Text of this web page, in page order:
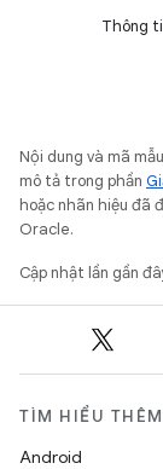
Thông
Nội dung và mã
mô tả trong phần
hoặc nhãn hiệu đã
Oracle.
Cập nhật lần gần
TÌM HIỂU
Android